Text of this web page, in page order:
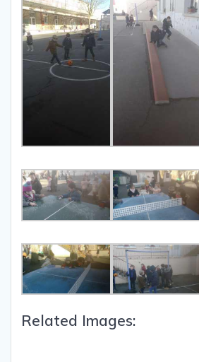
Related Images: